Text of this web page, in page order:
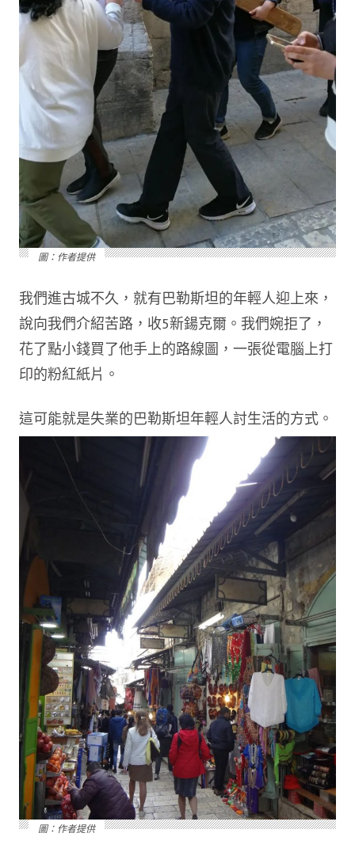
圖：作者提供
我們進古城不久，就有巴勒斯坦的年輕人迎上來，
說向我們介紹苦路，收5新鍚克爾。我們婉拒了，
花了點小錢買了他手上的路線圖，一張從電腦上打
印的粉紅紙片。
這可能就是失業的巴勒斯坦年輕人討生活的方式。
圖：作者提供